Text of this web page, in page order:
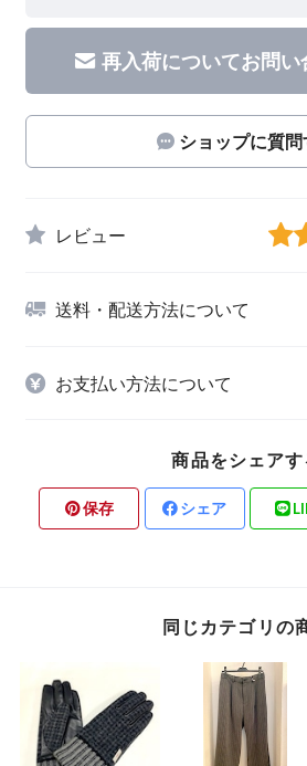
再入荷についてお問い
ショップに質問
レビュー
送料・配送方法について
お支払い方法について
商品をシェアす
保存 シェア
同じカテゴリの